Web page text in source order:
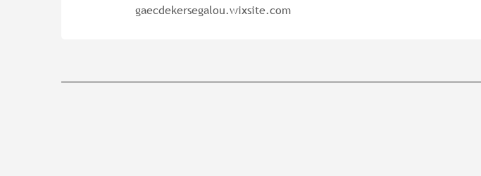
gaecdekersegalou.wixsite.com